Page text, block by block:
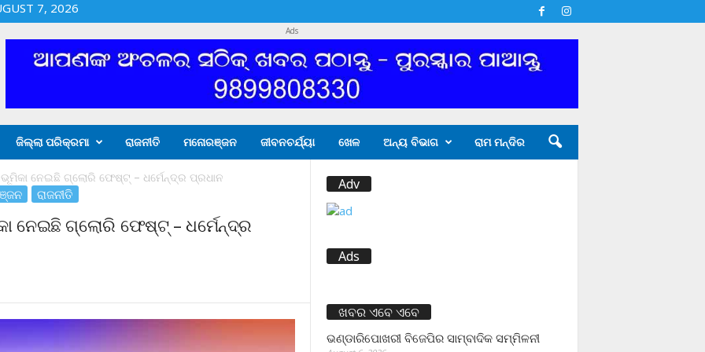
7, 2026
Ads
ଜିଲ୍ଲା ପରିକ୍ରମା ରାଜନୀତି ମନୋରଞ୍ଜନ ଜୀବନଚର୍ଯ୍ୟା ଖେଳ ଅନ୍ୟ ବିଭାଗ ରାମ ମନ୍ଦିର
ନେଇଛି ଗ୍ଲୋରି ଫେଷ୍ଟ୍ – ଧର୍ମେନ୍ଦ୍ର ପ୍ରଧାନ
ରାଜନୀତି
ନେଇଛି ଗ୍ଲୋରି ଫେଷ୍ଟ୍ – ଧର୍ମେନ୍ଦ୍ର
Adv
Ads
ଖବର ଏବେ ଏବେ
ଭଣ୍ଡାରିପୋଖରୀ ବିଜେପିର ସାମ୍ବାଦିକ ସମ୍ମିଳନୀ